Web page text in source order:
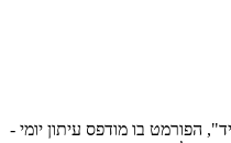
הפורמט בו מודפס עיתון יומי -